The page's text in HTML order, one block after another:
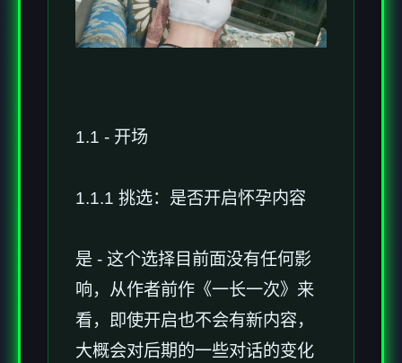
1.1 - 开场
1.1.1 挑选：是否开启怀孕内容
是 - 这个选择目前面没有任何影
响，从作者前作《一长一次》来
看，即使开启也不会有新内容，
大概会对后期的一些对话的变化